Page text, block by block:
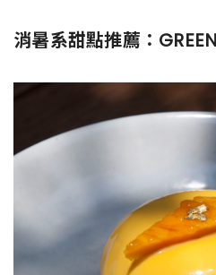
消暑系甜點推薦：